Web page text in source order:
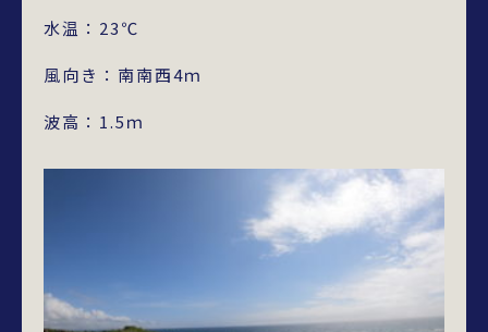
水温：23℃
風向き：南南西4ｍ
波高：1.5ｍ